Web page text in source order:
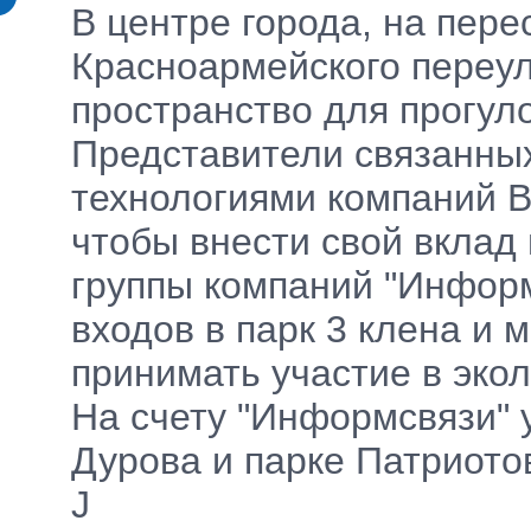
В центре города, на
Красноармейского
пространство для
Представители
технологиями компаний
чтобы внести свой
группы компаний
входов в парк 3 клена
принимать участие в
На счету "Информсвязи"
Дурова и парке
J